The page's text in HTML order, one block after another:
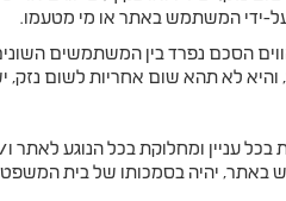
ידי המשתמש באתר או מי מטעמו.
הסכם נפרד בין המשתמשים
לא תהא שום אחריות לשום נזק,
עניין ומחלוקת בכל הנוגע לאתר
באתר, יהיה בסמכותו של בית